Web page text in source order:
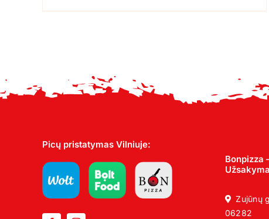
Picų pristatymas Vilniuje:
Bonpizza
Zujūnų
06282